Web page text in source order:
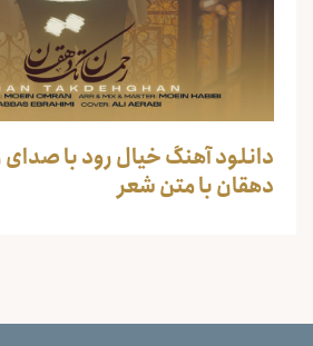
دانلود آهنگ خیال رود با
دهقان با متن شعر